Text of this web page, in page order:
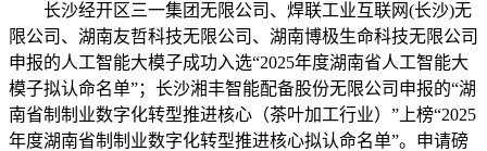
长沙经开区三一集团无限公司、焊联工业互联网(长沙)无
限公司、湖南友哲科技无限公司、湖南博极生命科技无限公司
申报的人工智能大模子成功入选“2025年度湖南省人工智能大
模子拟认命名单”；长沙湘丰智能配备股份无限公司申报的“湖
南省制制业数字化转型推进核心（茶叶加工行业）”上榜“2025
年度湖南省制制业数字化转型推进核心拟认命名单”。申请磅